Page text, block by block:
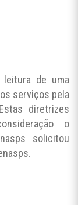
de uma
serviços pela
diretrizes
o
solicitou